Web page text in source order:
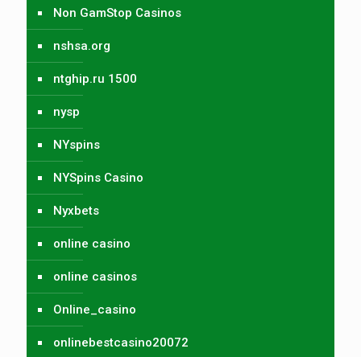
Non GamStop Casinos
nshsa.org
ntghip.ru 1500
nysp
NYspins
NYSpins Casino
Nyxbets
online casino
online casinos
Online_casino
onlinebestcasino20072